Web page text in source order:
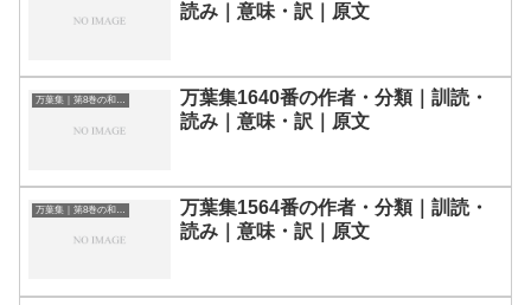
読み｜意味・訳｜原文
万葉集｜第8巻の和歌一覧
万葉集1640番の作者・分類｜訓読・
読み｜意味・訳｜原文
万葉集｜第8巻の和歌一覧
万葉集1564番の作者・分類｜訓読・
読み｜意味・訳｜原文